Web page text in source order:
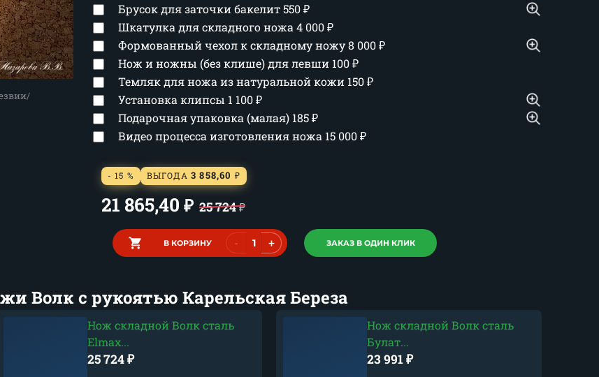
Брусок для заточки бакелит550₽
Шкатулка для складного ножа 4 000₽
Формованный чехол к складному ножу8 000₽
Нож и ножны (без клише) для левши 100₽
Темляк для ножа из натуральной кожи 150₽
Установка клипсы 1 100₽
Подарочная упаковка (малая) 185₽
Видео процесса изготовления ножа 15 000₽
- 15 % ВЫГОДА 3 858,60 ₽
21 865,40 ₽ 25 724₽
В КОРЗИНУ - + ЗАКАЗ В ОДИН КЛИК
Волк с рукоятью Карельская Береза
Нож складной Волк сталь
Elmax...
25 724₽
Нож складной Волк сталь
Булат...
23 991₽